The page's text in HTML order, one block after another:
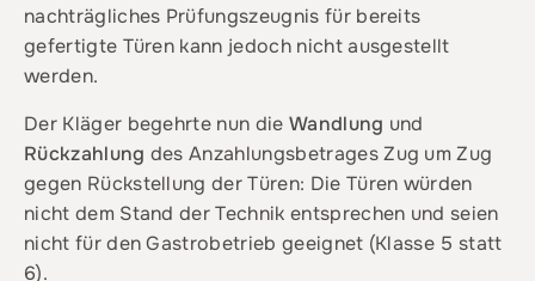
nachträgliches Prüfungszeugnis für bereits
gefertigte Türen kann jedoch nicht ausgestellt
werden.
Der Kläger begehrte nun die Wandlung und
Rückzahlung des Anzahlungsbetrages Zug um Zug
gegen Rückstellung der Türen: Die Türen würden
nicht dem Stand der Technik entsprechen und seien
nicht für den Gastrobetrieb geeignet (Klasse 5 statt
6).